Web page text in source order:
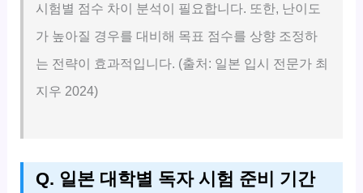
시험별 점수 차이 분석이 필요합니다. 또한, 난이도
가 높아질 경우를 대비해 목표 점수를 상향 조정하
는 전략이 효과적입니다. (출처: 일본 입시 전문가 최
지우 2024)
Q. 일본 대학별 독자 시험 준비 기간